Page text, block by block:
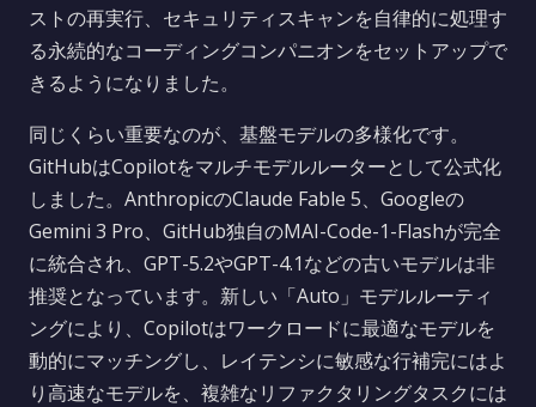
ストの再実行、セキュリティスキャンを自律的に処理す
る永続的なコーディングコンパニオンをセットアップで
きるようになりました。
同じくらい重要なのが、基盤モデルの多様化です。
GitHubはCopilotをマルチモデルルーターとして公式化
しました。AnthropicのClaude Fable 5、Googleの
Gemini 3 Pro、GitHub独自のMAI-Code-1-Flashが完全
に統合され、GPT-5.2やGPT-4.1などの古いモデルは非
推奨となっています。新しい「Auto」モデルルーティ
ングにより、Copilotはワークロードに最適なモデルを
動的にマッチングし、レイテンシに敏感な行補完にはよ
り高速なモデルを、複雑なリファクタリングタスクには